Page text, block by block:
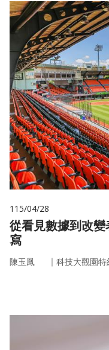
115/04/28
從看見數據到改
寫
陳玉鳳 ｜ 科技大觀園特